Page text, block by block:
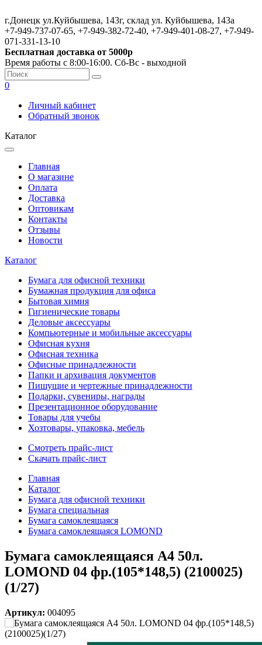
г.Донецк ул.Куйбышева, 143г, склад ул. Куйбышева, 143а
+7-949-737-07-65, +7-949-382-72-40, +7-949-401-08-27, +7-949-
071-331-13-10
Бесплатная доставка от 5000р
Время работы с 8:00-16:00. Сб-Вс - выходной
0
Личный кабинет
Обратный звонок
Каталог
Главная
О магазине
Оплата
Доставка
Оптовикам
Контакты
Отзывы
Новости
Каталог
Бумага для офисной техники
Бумажная продукция для офиса
Бытовая химия
Гигиенические товары
Деловые аксессуары
Компьютерные и мобильные аксессуары
Офисная кухня
Офисная техника
Офисные принадлежности
Папки и архивация документов
Пишущие и чертежные принадлежности
Подарки, сувениры, награды
Презентационное оборудование
Товары для учебы
Хозтовары, упаковка, мебель
Смотреть прайс-лист
Скачать прайс-лист
Главная
Каталог
Бумага для офисной техники
Бумага специальная
Бумага самоклеящаяся
Бумага самоклеящаяся LOMOND
Бумага самоклеящаяся А4 50л.
LOMOND 04 фр.(105*148,5) (2100025)
(1/27)
Артикул: 004095